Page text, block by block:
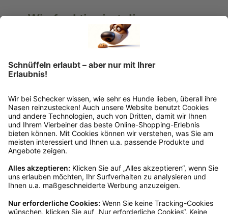
Wie funktioniert die
Rücksendung?
Bitte fülle das Rücksendeformular aus. Dieses
findest du online. Verpacke die Artikel
Rücksendeetikett auf das Paket. Dieses kannst du
dir in deinem Kundenkonto anfordern. Hast du als
Gast bestellt, schreibe uns eine Email an
verkauf@schecker.de oder rufe zu unseren
Servicezeiten an, dann lassen wir dir ein